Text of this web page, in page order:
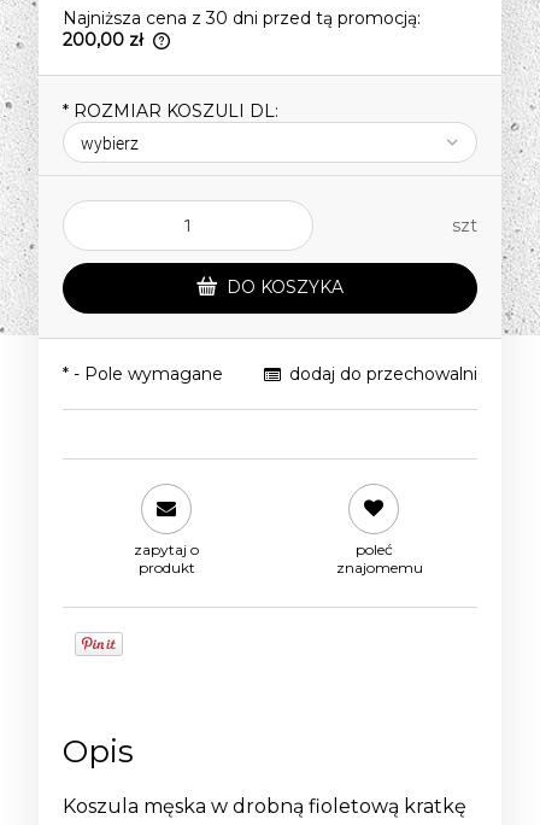
Najniższa cena z 30 dni przed tą promocją:
200,00 zł
cena od momentu, kiedy produkt
* ROZMIAR KOSZULI DL:
szt
DO KOSZYKA
dodaj do przechowalni
* - Pole wymagane
zapytaj o
produkt
poleć
znajomemu
Opis
Koszula męska w drobną fioletową kratkę